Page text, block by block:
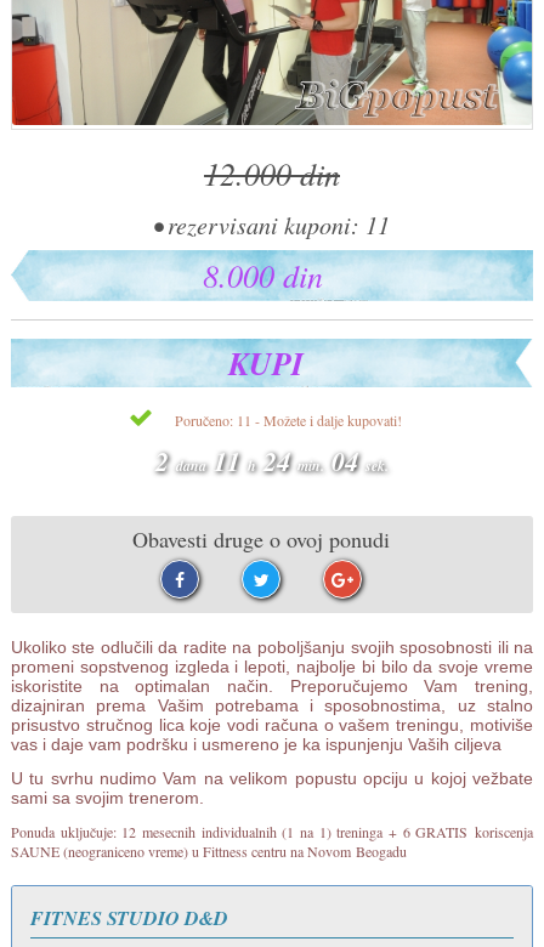
12.000 din
• rezervisani kuponi: 11
8.000 din
KUPI
Poručeno: 11 - Možete i dalje kupovati!
2dana 11h 24min. 03sek.
Obavesti druge o ovoj ponudi
Ukoliko ste odlučili da radite na poboljšanju svojih sposobnosti ili na
promeni sopstvenog izgleda i lepoti, najbolje bi bilo da svoje vreme
iskoristite na optimalan način. Preporučujemo Vam trening,
dizajniran prema Vašim potrebama i sposobnostima, uz stalno
prisustvo stručnog lica koje vodi računa o vašem treningu, motiviše
vas i daje vam podršku i usmereno je ka ispunjenju Vaših ciljeva
U tu svrhu nudimo Vam na velikom popustu opciju u kojoj vežbate
sami sa svojim trenerom.
Ponuda uključuje: 12 mesecnih individualnih (1 na 1) treninga + 6 GRATISkoriscenja
SAUNE (neograniceno vreme) u Fittness centru na Novom Beogadu
FITNES STUDIO D&D